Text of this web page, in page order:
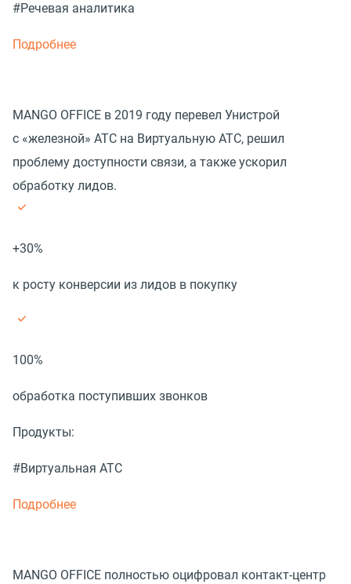
#Речевая аналитика
Подробнее
MANGO OFFICE в 2019 году перевел Унистрой
с «железной» АТС на Виртуальную АТС, решил
проблему доступности связи, а также ускорил
обработку лидов.
+30%
к росту конверсии из лидов в покупку
100%
обработка поступивших звонков
Продукты:
#Виртуальная АТС
Подробнее
MANGO OFFICE полностью оцифровал контакт-центр